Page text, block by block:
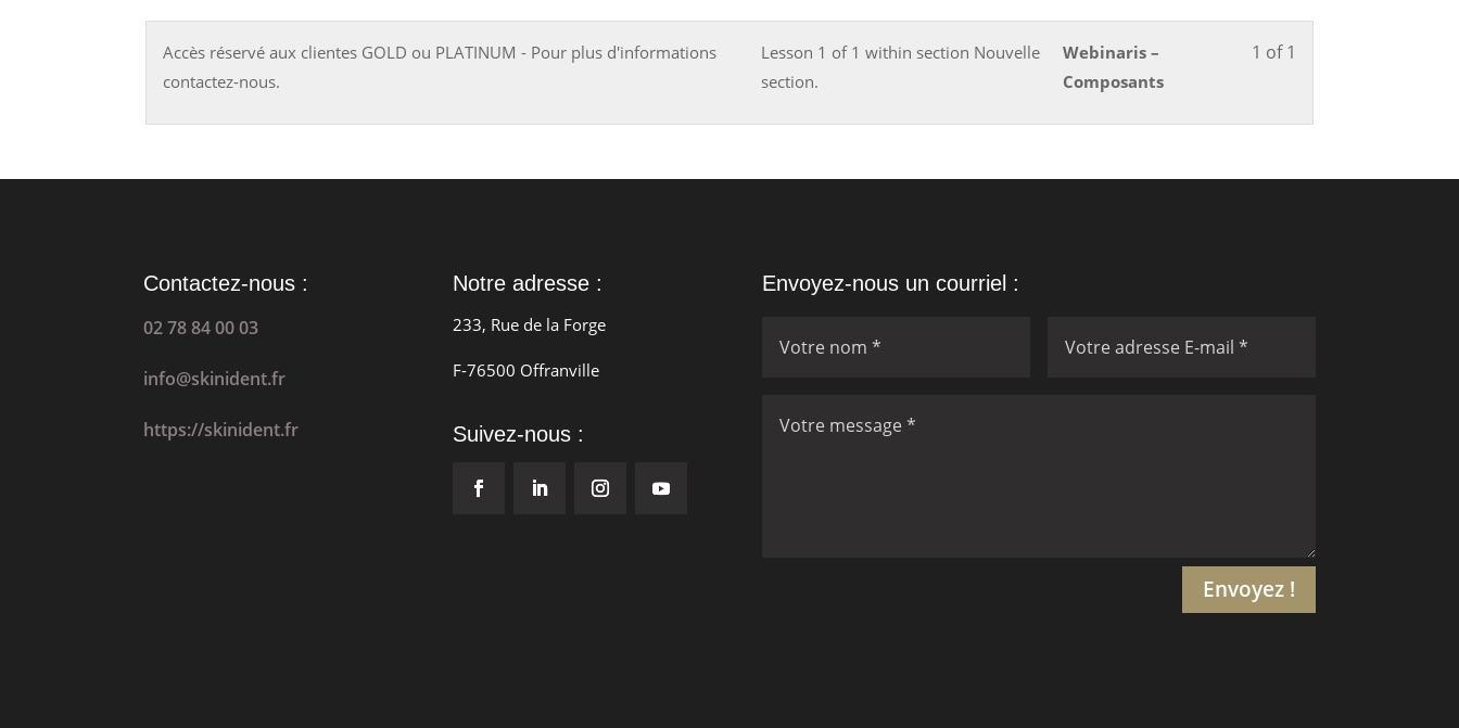
1 of 1
Webinaris –
Composants
Lesson 1 of 1 within section Nouvelle
section.
Accès réservé aux clientes GOLD ou PLATINUM - Pour plus d'informations
contactez-nous.
Contactez-nous :
02 78 84 00 03
info@skinident.fr
https://skinident.fr
Notre adresse :
233, Rue de la Forge
F-76500 Offranville
Suivez-nous :
Envoyez-nous un courriel :
Envoyez !